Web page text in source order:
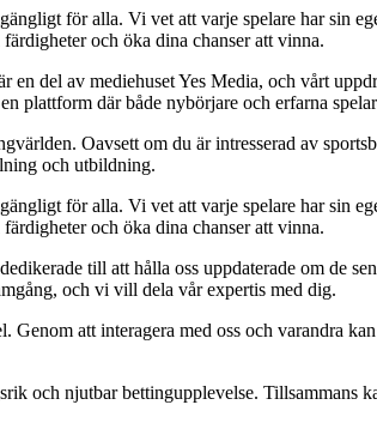
för alla. Vi vet att varje spelare har sin
och öka dina chanser att vinna.
del av mediehuset Yes Media, och vårt
plattform där både nybörjare och erfarna
Oavsett om du är intresserad av
och utbildning.
för alla. Vi vet att varje spelare har sin
och öka dina chanser att vinna.
till att hålla oss uppdaterade om de
och vi vill dela vår expertis med dig.
att interagera med oss och varandra
och njutbar bettingupplevelse. Tillsammans